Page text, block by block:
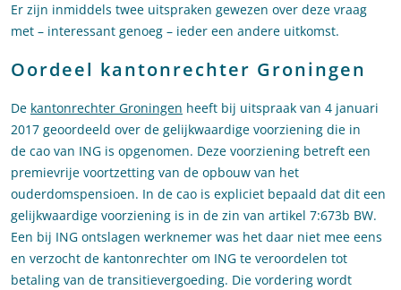
Er zijn inmiddels twee uitspraken gewezen over deze vraag
met – interessant genoeg – ieder een andere uitkomst.
Oordeel kantonrechter Groningen
De kantonrechter Groningen heeft bij uitspraak van 4 januari
2017 geoordeeld over de gelijkwaardige voorziening die in
de cao van ING is opgenomen. Deze voorziening betreft een
premievrije voortzetting van de opbouw van het
ouderdomspensioen. In de cao is expliciet bepaald dat dit een
gelijkwaardige voorziening is in de zin van artikel 7:673b BW.
Een bij ING ontslagen werknemer was het daar niet mee eens
en verzocht de kantonrechter om ING te veroordelen tot
betaling van de transitievergoeding. Die vordering wordt